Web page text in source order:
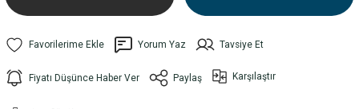
Yorum Yaz Tavsiye Et
Fiyatı Düşünce Haber Ver Paylaş Karşılaştır